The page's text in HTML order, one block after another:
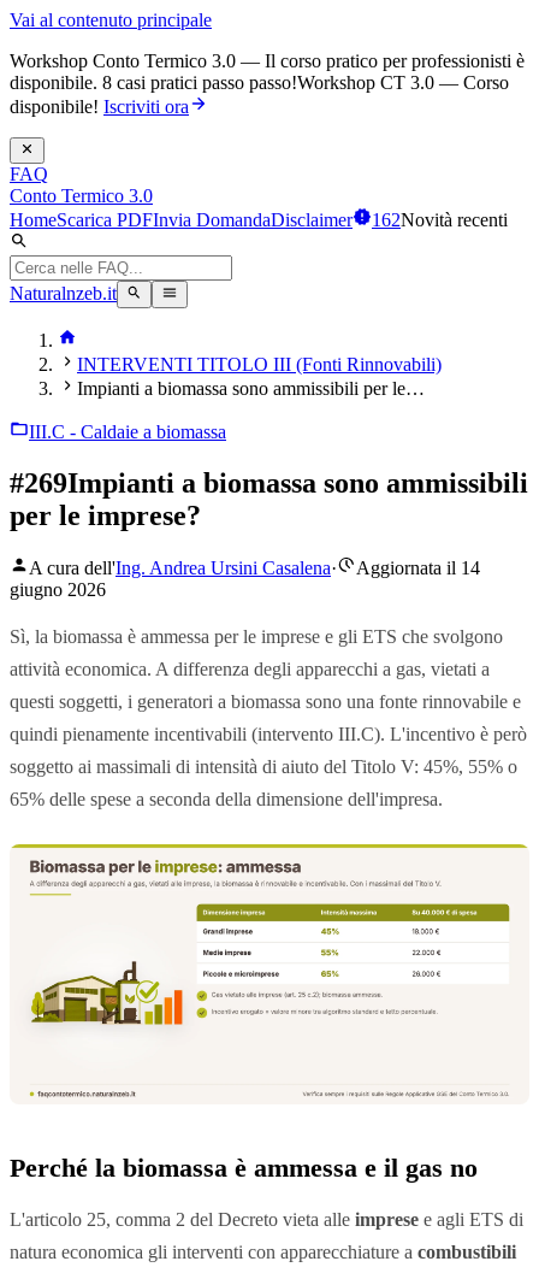
Vai al contenuto principale
Workshop Conto Termico 3.0 — Il corso pratico per professionisti è
disponibile. 8 casi pratici passo passo!Workshop CT 3.0 — Corso
disponibile! Iscriviti ora
FAQ
Conto Termico 3.0
HomeScarica PDFInvia DomandaDisclaimer 162Novità recenti
Naturalnzeb.it
INTERVENTI TITOLO III (Fonti Rinnovabili)
Impianti a biomassa sono ammissibili per le…
III.C - Caldaie a biomassa
#269Impianti a biomassa sono ammissibili
per le imprese?
A cura dell'Ing. Andrea Ursini Casalena·
Aggiornata il 14
giugno 2026
Sì, la biomassa è ammessa per le imprese e gli ETS che svolgono
attività economica. A differenza degli apparecchi a gas, vietati a
questi soggetti, i generatori a biomassa sono una fonte rinnovabile e
quindi pienamente incentivabili (intervento III.C). L'incentivo è però
soggetto ai massimali di intensità di aiuto del Titolo V: 45%, 55% o
65% delle spese a seconda della dimensione dell'impresa.
Perché la biomassa è ammessa e il gas no
L'articolo 25, comma 2 del Decreto vieta alle imprese e agli ETS di
natura economica gli interventi con apparecchiature a combustibili